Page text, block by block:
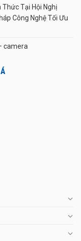
Thức Tại Hội Nghị
Công Nghệ Tối Ưu
camera